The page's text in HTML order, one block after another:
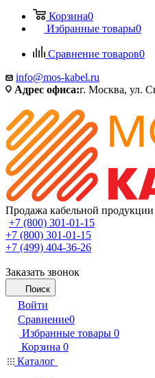
Корзина0
Избранные товары0
Сравнение товаров0
info@mos-kabel.ru
Адрес офиса:г. Москва, ул.
Продажа кабельной продукции
+7 (800) 301-01-15
+7 (800) 301-01-15
+7 (499) 404-36-26
Заказать звонок
Поиск
Войти
Сравнение0
Избранные товары 0
Корзина 0
Каталог